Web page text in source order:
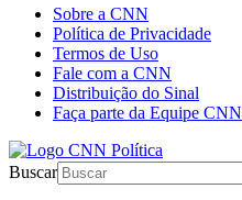
Sobre a CNN
Política de Privacidade
Termos de Uso
Fale com a CNN
Distribuição do Sinal
Faça parte da Equipe CNN
Buscar